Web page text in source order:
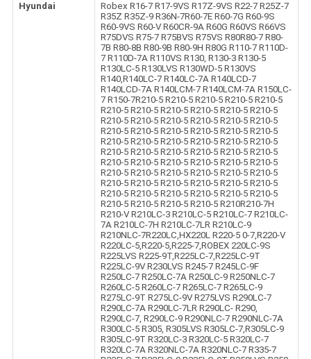
Hyundai
Robex R16-7 R17-9VS R17Z-9VS R22-7 R25Z-7
R35Z R35Z-9 R36N-7R60-7E R60-7G R60-9S
R60-9VS R60-V R60CR-9A R60G R60VS R66VS
R75DVS R75-7 R75BVS R75VS R80R80-7 R80-
7B R80-8B R80-9B R80-9H R80G R110-7 R110D-
7 R110D-7A R110VS R130, R130-3 R130-5
R130LC-5 R130LVS R130WD-5 R130VS
R140,R140LC-7 R140LC-7A R140LCD-7
R140LCD-7A R140LCM-7 R140LCM-7A R150LC-
7 R150-7R210-5 R210-5 R210-5 R210-5 R210-5
R210-5 R210-5 R210-5 R210-5 R210-5 R210-5
R210-5 R210-5 R210-5 R210-5 R210-5 R210-5
R210-5 R210-5 R210-5 R210-5 R210-5 R210-5
R210-5 R210-5 R210-5 R210-5 R210-5 R210-5
R210-5 R210-5 R210-5 R210-5 R210-5 R210-5
R210-5 R210-5 R210-5 R210-5 R210-5 R210-5
R210-5 R210-5 R210-5 R210-5 R210-5 R210-5
R210-5 R210-5 R210-5 R210-5 R210-5 R210-5
R210-5 R210-5 R210-5 R210-5 R210-5 R210-5
R210-5 R210-5 R210-5 R210-5 R210R210-7H
R210-V R210LC-3 R210LC-5 R210LC-7 R210LC-
7A R210LC-7H R210LC-7LR R210LC-9
R210NLC-7R220LC,HX220L R220-5 0-7,R220-V
R220LC-5,R220-5,R225-7,ROBEX 220LC-9S
R225LVS R225-9T,R225LC-7,R225LC-9T
R225LC-9V R230LVS R245-7 R245LC-9F
R250LC-7 R250LC-7A R250LC-9 R250NLC-7
R260LC-5 R260LC-7 R265LC-7 R265LC-9
R275LC-9T R275LC-9V R275LVS R290LC-7
R290LC-7A R290LC-7LR R290LC- R290,
R290LC-7, R290LC-9 R290NLC-7 R290NLC-7A
R300LC-5 R305, R305LVS R305LC-7,R305LC-9
R305LC-9T R320LC-3 R320LC-5 R320LC-7
R320LC-7A R320NLC-7A R320NLC-7 R335-7